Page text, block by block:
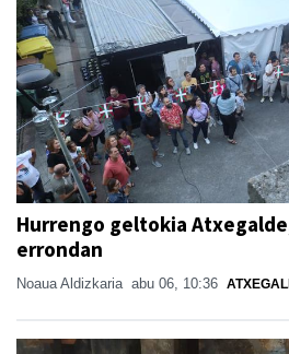
Hurrengo geltokia
errondan
Noaua Aldizkaria abu 06, 10:36